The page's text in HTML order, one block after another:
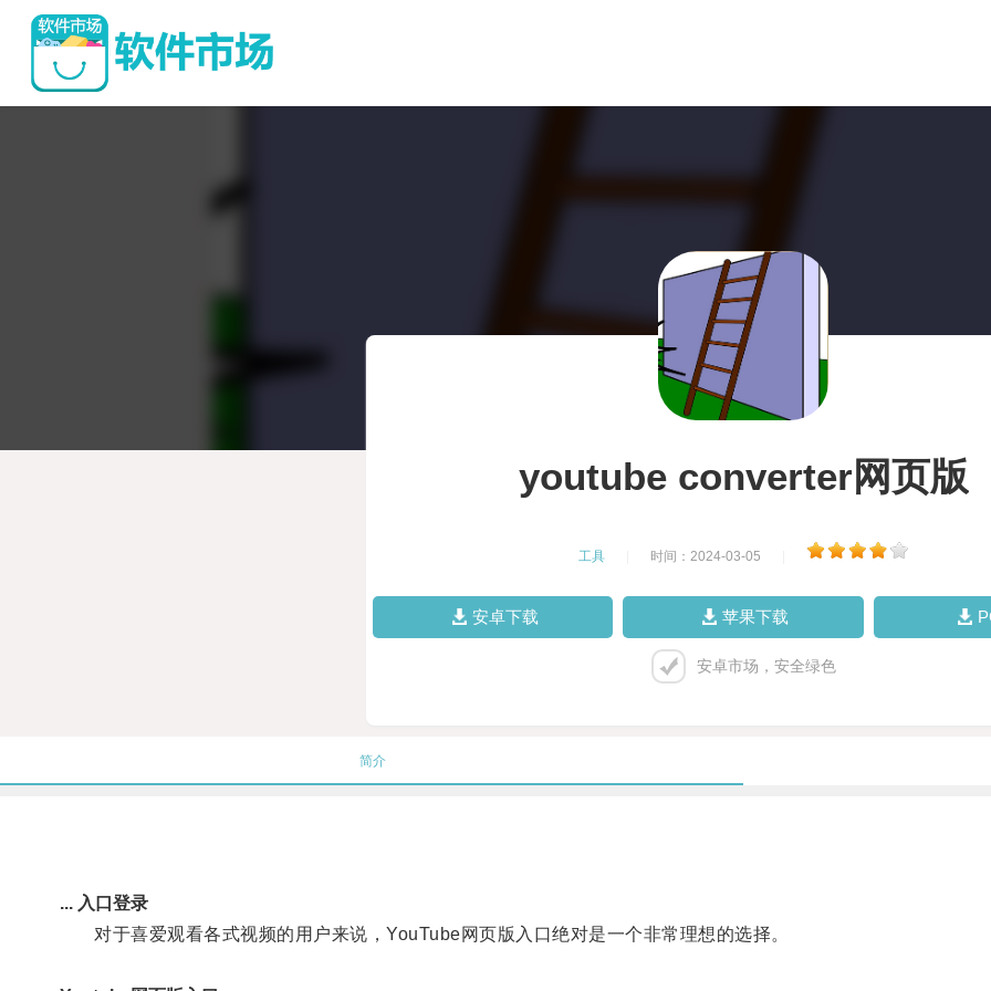
youtube converter网页版
工具 时间：2024-03-05
安卓下载 苹果下载
安卓市场，安全绿色
简介
... 入口登录
对于喜爱观看各式视频的用户来说，YouTube网页版入口绝对是一个非常理想的选择。